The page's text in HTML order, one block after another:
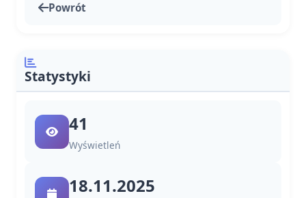
Powrót
Statystyki
41
Wyświetleń
18.11.2025